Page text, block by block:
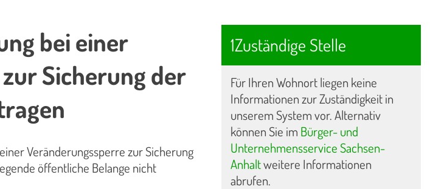
bei einer
Sicherung der
Veränderungssperre zur Sicherung
öffentliche Belange nicht
1Zuständige Stelle
Für Ihren Wohnort liegen keine
Informationen zur Zuständigkeit in
unserem System vor. Alternativ
können Sie im Bürger- und
Unternehmensservice Sachsen-
Anhaltweitere Informationen
abrufen.